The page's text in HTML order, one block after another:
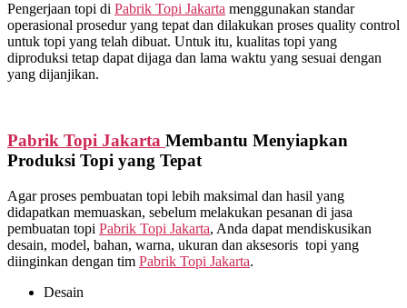
Pengerjaan topi di Pabrik Topi Jakarta menggunakan standar
operasional prosedur yang tepat dan dilakukan proses quality control
untuk topi yang telah dibuat. Untuk itu, kualitas topi yang
diproduksi tetap dapat dijaga dan lama waktu yang sesuai dengan
yang dijanjikan.
Pabrik Topi Jakarta Membantu Menyiapkan
Produksi Topi yang Tepat
Agar proses pembuatan topi lebih maksimal dan hasil yang
didapatkan memuaskan, sebelum melakukan pesanan di jasa
pembuatan topi Pabrik Topi Jakarta, Anda dapat mendiskusikan
desain, model, bahan, warna, ukuran dan aksesoris topi yang
diinginkan dengan tim Pabrik Topi Jakarta.
Desain